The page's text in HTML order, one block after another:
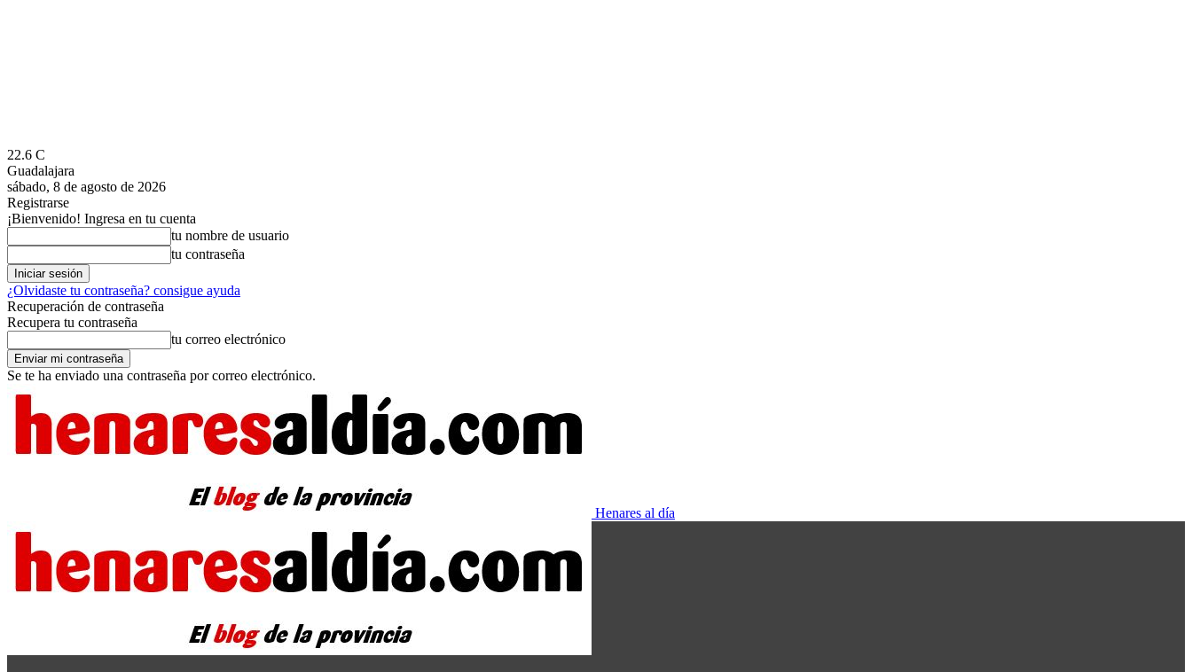
22.6 C
Guadalajara
sábado, 8 de agosto de 2026
Registrarse
¡Bienvenido! Ingresa en tu cuenta
tu nombre de usuario
tu contraseña
¿Olvidaste tu contraseña? consigue ayuda
Recuperación de contraseña
Recupera tu contraseña
tu correo electrónico
Se te ha enviado una contraseña por correo electrónico.
Henares al día